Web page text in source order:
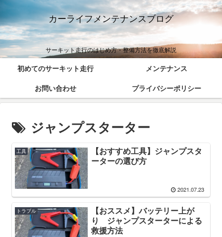
カーライフメンテナンスブログ
サーキット走行のはじめ方・整備方法を徹底解説
初めてのサーキット走行
メンテナンス
お問い合わせ
プライバシーポリシー
ジャンプスターター
工具
【おすすめ工具】ジャンプスタ
ーターの選び方
2021.07.23
トラブル
【おススメ】バッテリー上が
り ジャンプスターターによる
救援方法